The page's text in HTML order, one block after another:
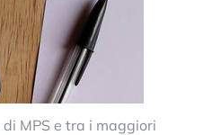
MPS e tra i maggiori